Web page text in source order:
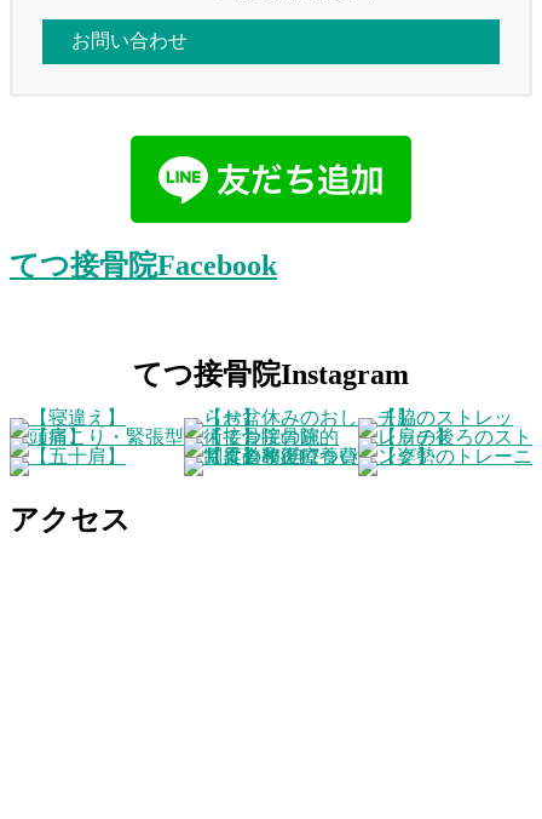
お問い合わせ
てつ接骨院Facebook
てつ接骨院Instagram
アクセス